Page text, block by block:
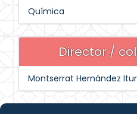
Química
Director /
Montserrat Hernández